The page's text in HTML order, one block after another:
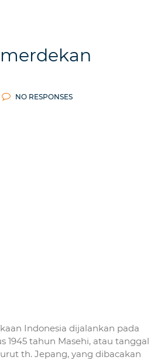
NO RESPONSES
Indonesia dijalankan pada
1945 tahun Masehi, atau tanggal
th. Jepang, yang dibacakan